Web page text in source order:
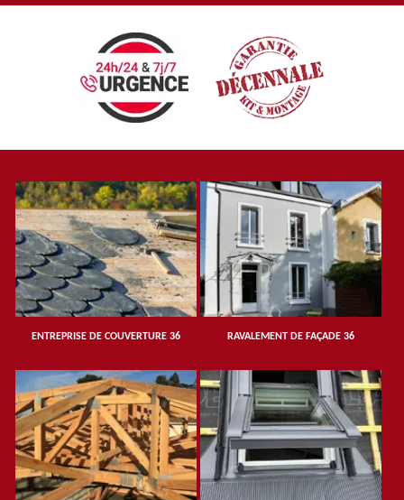
ENTREPRISE DE COUVERTURE 36 RAVALEMENT DE FAÇADE 36